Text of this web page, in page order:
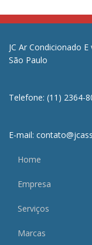
JC Ar Condicionado
São Paulo
Telefone: (11) 2364-
E-mail:
Home
Empresa
Serviços
Marcas